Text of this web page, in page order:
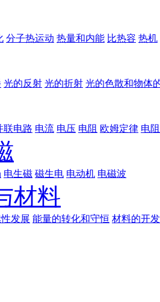
分子热运动 热量和内能 比热容 热机
光的反射 光的折射 光的色散和物体
联电路 电流 电压 电阻 欧姆定律 电
电生磁 磁生电 电动机 电磁波
材料
发展 能量的转化和守恒 材料的开